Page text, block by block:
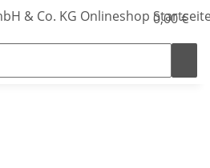
0,00 €